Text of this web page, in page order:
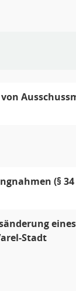
(§ 34
Stadt